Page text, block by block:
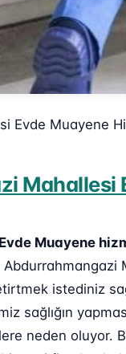
Evde Muayene
Mahallesi
Muayene
istediniz
sağlığın
neden oluyor.